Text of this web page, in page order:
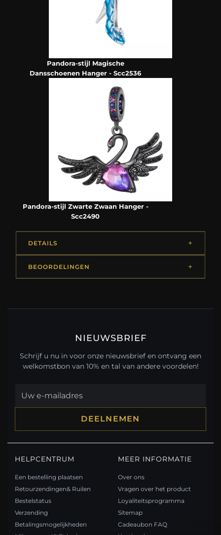
Pandora-stijl Magische
Dansschoenen Hanger - Scc2536
Pandora-stijl Zwarte Zwaan Hanger -
Scc2490
DETAILS
BEOORDELINGEN
NIEUWSBRIEF
Schrijf u nu in voor onze nieuwsbrief en ontvang een
welkomstbon van 10% en tal van andere voordelen!
DEELNEMEN
HELPCENTRUM
Een bestelling plaatsen
Retourzendingen& Ruilen
Bestelstatus
Verzending
Betalingsmogelijkheden
MEER INFORMATIE
Over ons
Vragen over het product
Loyaliteitsprogramma
Sitemap
Cadeaubon FAQ